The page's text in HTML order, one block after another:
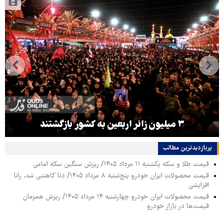
۳ میلیون زائر اربعین به کشور بازگشتند
پربازدیدترین‌ مطالب
قیمت طلا و سکه یکشنبه ۱۱ مرداد ۱۴۰۵/ ریزش سنگین سکه امامی
قیمت محصولات ایران خودرو پنج‌شنبه ۸ مرداد ۱۴۰۵/ دنا کاهشی شد، رانا
افزایشی
قیمت محصولات ایران خودرو چهارشنبه ۱۴ مرداد ۱۴۰۵/ ریزش همزمان
قیمت‌ها در بازار خودرو